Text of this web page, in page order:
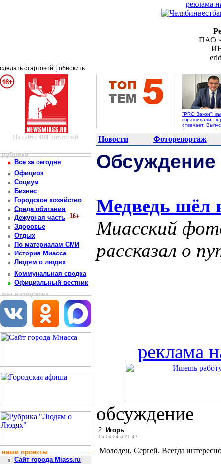
реклама
ПАО
сделать стартовой обновить
"PRO Закон": вы
спрашивали -
отвечает.
На сайте 408 читателей Новости Фоторепортаж
рубрики
Все за сегодня
Официоз
Социум
Бизнес
Городское хозяйство
Среда обитания
Дежурная часть 16+
Здоровье
Отдых
По материалам СМИ
История Миасса
Людям о людях
Коммунальная сводка
Официальный вестник
мы в соцсетях
наши проекты
Сайт города Miass.ru
Медведь шёл
Миасский
рассказал о
реклама
обсуждение
2. Игорь
15.04.24 в 21:47
Молодец, Сергей. Всегда